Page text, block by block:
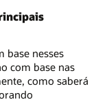
base nesses
com base nas
como saberá